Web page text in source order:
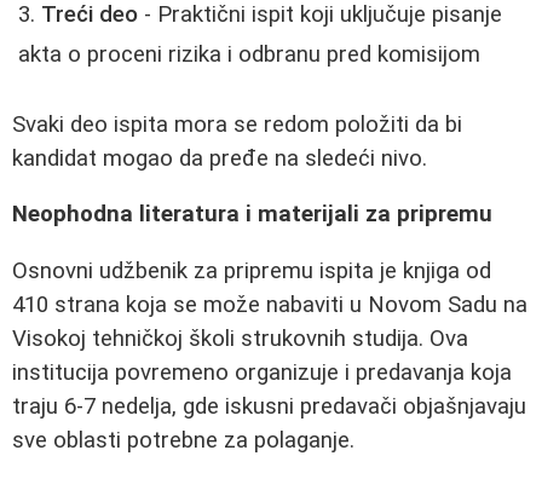
Treći deo - Praktični ispit koji uključuje pisanje
akta o proceni rizika i odbranu pred komisijom
Svaki deo ispita mora se redom položiti da bi
kandidat mogao da pređe na sledeći nivo.
Neophodna literatura i materijali za pripremu
Osnovni udžbenik za pripremu ispita je knjiga od
410 strana koja se može nabaviti u Novom Sadu na
Visokoj tehničkoj školi strukovnih studija. Ova
institucija povremeno organizuje i predavanja koja
traju 6-7 nedelja, gde iskusni predavači objašnjavaju
sve oblasti potrebne za polaganje.